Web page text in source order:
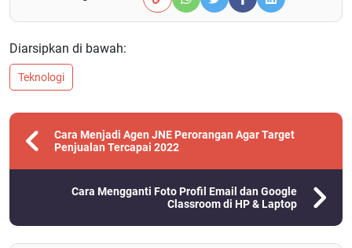
Diarsipkan di bawah:
Teknologi
Cara Menjadi Agen JNE Perorangan Agar Target
Penjualan Tercapai 2022
Cara Mengganti Foto Profil Email dan Google
Classroom di HP & Laptop